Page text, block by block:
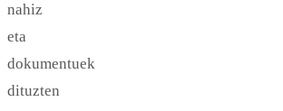
nahiz
eta
dokumentuek
dituzten